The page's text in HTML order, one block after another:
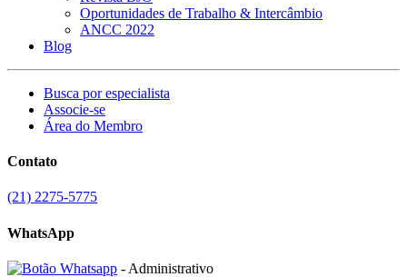
Oportunidades de Trabalho & Intercâmbio
ANCC 2022
Blog
Busca por especialista
Associe-se
Área do Membro
Contato
(21) 2275-5775
WhatsApp
- Administrativo